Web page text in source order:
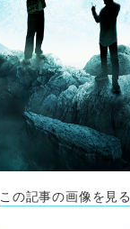
この記事の画像を見る